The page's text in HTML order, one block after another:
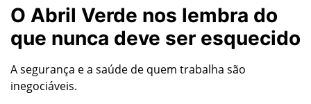
O Abril Verde nos lembra do
que nunca deve ser esquecido
A segurança e a saúde de quem trabalha são
inegociáveis.